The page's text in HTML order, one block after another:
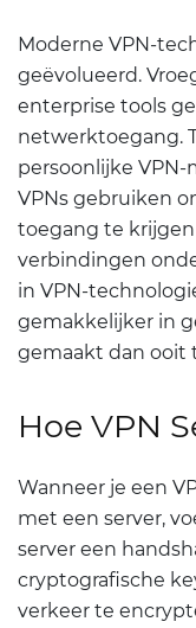
Moderne VPN-
geëvolueerd.
enterprise tools
netwerktoegang.
persoonlijke
VPNs gebruiken
toegang te
verbindingen
in VPN-
gemakkelijker in
gemaakt dan ooit
Hoe VPN
Wanneer je een
met een server,
server een
cryptografische
verkeer te